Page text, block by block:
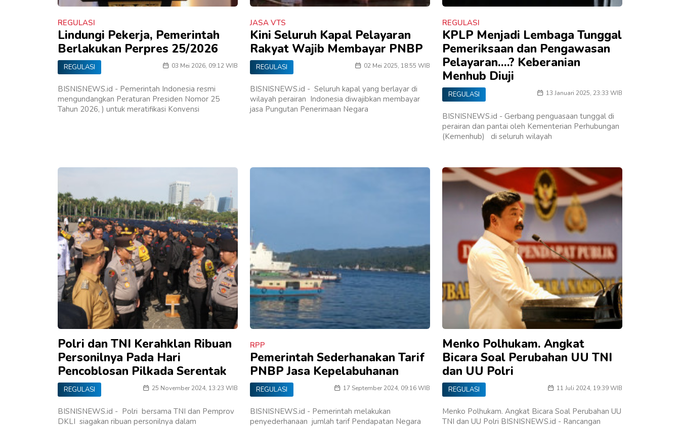
REGULASI
Lindungi Pekerja, Pemerintah
Berlakukan Perpres 25/2026
REGULASI 03 Mei 2026, 09:12 WIB
BISNISNEWS.id ​- Pemerintah Indonesia resmi
mengundangkan Peraturan Presiden Nomor 25
Tahun 2026, ) untuk meratifikasi Konvensi
JASA VTS
Kini Seluruh Kapal Pelayaran
Rakyat Wajib Membayar PNBP
REGULASI 02 Mei 2025, 18:55 WIB
BISNISNEWS.id - Seluruh kapal yang berlayar di
wilayah perairan Indonesia diwajibkan membayar
jasa Pungutan Penerimaan Negara
REGULASI
KPLP Menjadi Lembaga Tunggal
Pemeriksaan dan Pengawasan
Pelayaran....? Keberanian
Menhub Diuji
REGULASI 13 Januari 2025, 23:33 WIB
BISNISNEWS.id - Gerbang penguasaan tunggal di
perairan dan pantai oleh Kementerian Perhubungan
(Kemenhub) di seluruh wilayah
Polri dan TNI Kerahklan Ribuan
Personilnya Pada Hari
Pencoblosan Pilkada Serentak
REGULASI 25 November 2024, 13:23 WIB
BISNISNEWS.id - Polri bersama TNI dan Pemprov
DKLI siagakan ribuan personilnya dalam
RPP
Pemerintah Sederhanakan Tarif
PNBP Jasa Kepelabuhanan
REGULASI 17 September 2024, 09:16 WIB
BISNISNEWS.id - Pemerintah melakukan
penyederhanaan jumlah tarif Pendapatan Negara
Menko Polhukam. Angkat
Bicara Soal Perubahan UU TNI
dan UU Polri
REGULASI 11 Juli 2024, 19:39 WIB
Menko Polhukam. Angkat Bicara Soal Perubahan UU
TNI dan UU Polri BISNISNEWS.id - Rancangan